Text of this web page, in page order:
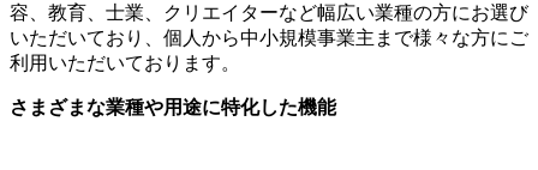
容、教育、士業、クリエイターなど幅広い業種の方にお選び
いただいており、個人から中小規模事業主まで様々な方にご
利用いただいております。
さまざまな業種や用途に特化した機能